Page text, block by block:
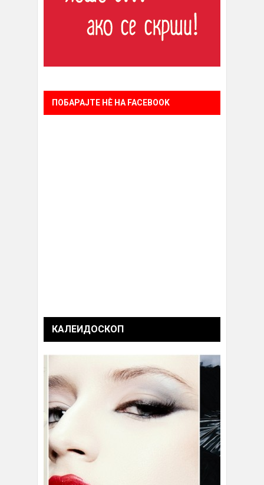
ПОБАРАЈТЕ НÈ НА FACEBOOK
КАЛЕИДОСКОП